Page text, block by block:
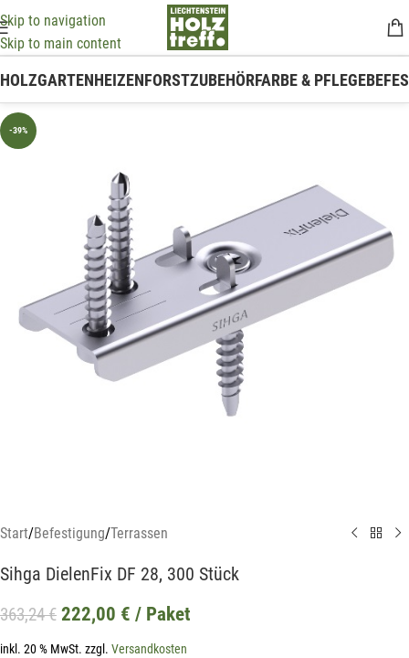
Skip to navigation
Skip to main content
HOLZGARTENHEIZENFORSTZUBEHÖRFARBE & PFLEGE
-39%
Start/Befestigung/Terrassen
Sihga DielenFix DF 28, 300 Stück
363,24€ 222,00 € / Paket
inkl. 20 % MwSt. zzgl. Versandkosten